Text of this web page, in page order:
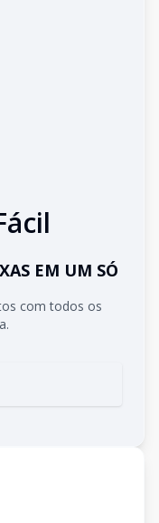
EM UM SÓ
com todos os